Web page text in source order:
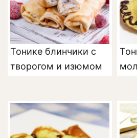
Тонике блинчики с
творогом и изюмом